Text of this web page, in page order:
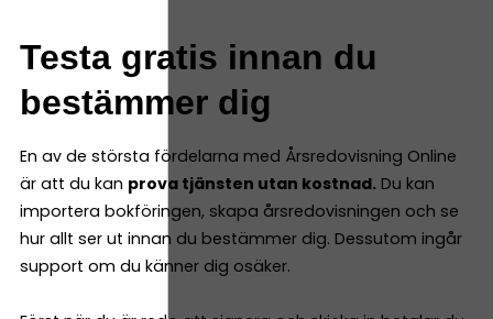
Testa gratis innan du
bestämmer dig
En av de största fördelarna med Årsredovisning Online
är att du kan prova tjänsten utan kostnad. Du kan
importera bokföringen, skapa årsredovisningen och se
hur allt ser ut innan du bestämmer dig. Dessutom ingår
support om du känner dig osäker.